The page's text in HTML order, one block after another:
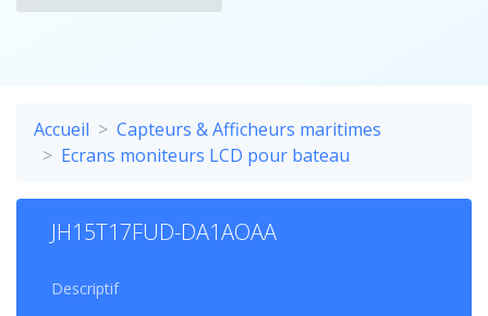
Accueil
Capteurs & Afficheurs maritimes
Ecrans moniteurs LCD pour bateau
JH15T17FUD-DA1AOAA
Descriptif